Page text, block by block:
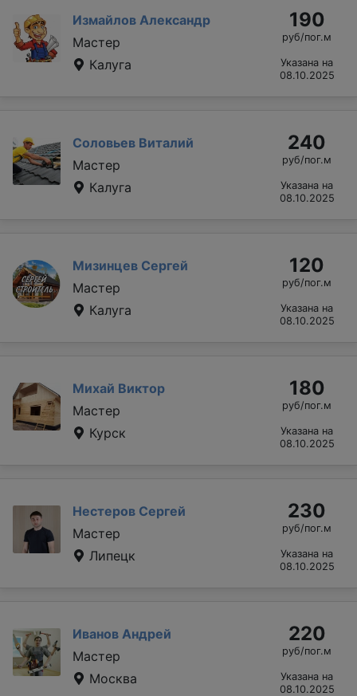
Измайлов Александр
Мастер
Калуга
190
руб/пог.м
Указана на
08.10.2025
Соловьев Виталий
Мастер
Калуга
240
руб/пог.м
Указана на
08.10.2025
Мизинцев Сергей
Мастер
Калуга
120
руб/пог.м
Указана на
08.10.2025
Михай Виктор
Мастер
Курск
180
руб/пог.м
Указана на
08.10.2025
Нестеров Сергей
Мастер
Липецк
230
руб/пог.м
Указана на
08.10.2025
Иванов Андрей
Мастер
Москва
220
руб/пог.м
Указана на
08.10.2025